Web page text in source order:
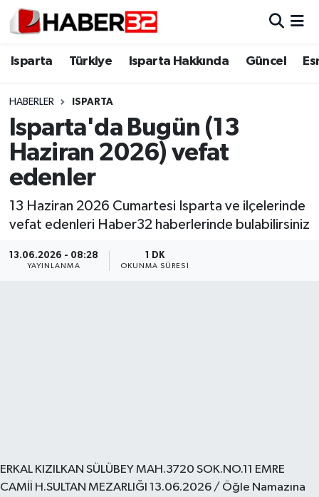
Isparta Türkiye Isparta Hakkında Güncel
HABERLER ISPARTA
Isparta'da Bugün (13
Haziran 2026) vefat
edenler
13 Haziran 2026 Cumartesi Isparta ve ilçelerinde
vefat edenleri Haber32 haberlerinde bulabilirsiniz
13.06.2026 - 08:28
YAYINLANMA
1 DK
OKUNMA SÜRESI
ERKAL KIZILKAN SÜLÜBEY MAH.3720 SOK.NO.11 EMRE
CAMİİ H.SULTAN MEZARLIĞI 13.06.2026 / Öğle Namazına
Isparta
Esnaf Diyor ki;
ASAYİŞ
BİLİM VE TEKNOLOJİ
GENEL
Oyun
Isparta Nöbetçi Eczaneler
Isparta Trafik Yoğunluk Haritası
Süper Lig Puan Durumu ve Fikstür
Tüm Manşetler
Haber Arşivi